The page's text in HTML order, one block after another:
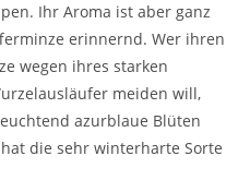
Ihr Aroma ist aber ganz
erinnernd. Wer ihren
wegen ihres starken
meiden will,
azurblaue Blüten
die sehr winterharte Sorte